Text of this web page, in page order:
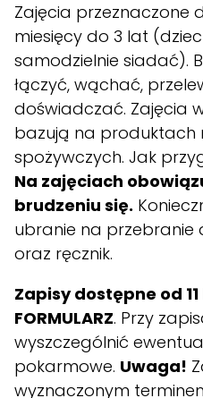
Zajęcia przeznaczone
miesięcy do 3 lat
samodzielnie siadać).
łączyć, wąchać,
doświadczać. Zajęcia
bazują na produktach
spożywczych. Jak
Na zajęciach
brudzeniu się.
ubranie na przebranie
oraz ręcznik.
Zapisy dostępne od
FORMULARZ. Przy
wyszczególnić
pokarmowe. Uwaga!
wyznaczonym